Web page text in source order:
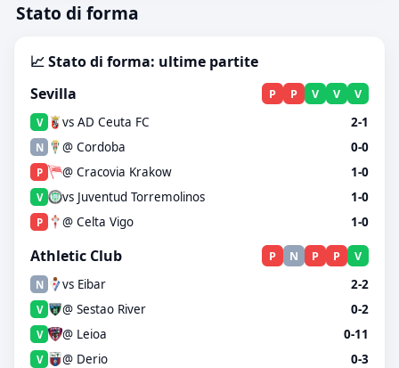
Stato di forma
📈 Stato di forma: ultime partite
Sevilla
P P V V V
V vs AD Ceuta FC 2-1
N @ Cordoba 0-0
P @ Cracovia Krakow 1-0
V vs Juventud Torremolinos 1-0
P @ Celta Vigo 1-0
Athletic Club P N P P V
N vs Eibar 2-2
V @ Sestao River 0-2
V @ Leioa 0-11
V @ Derio 0-3